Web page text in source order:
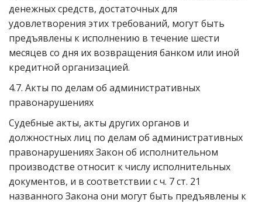
денежных средств, достаточных для
удовлетворения этих требований, могут быть
предъявлены к исполнению в течение шести
месяцев со дня их возвращения банком или иной
кредитной организацией.
4.7. Акты по делам об административных
правонарушениях
Судебные акты, акты других органов и
должностных лиц по делам об административных
правонарушениях Закон об исполнительном
производстве относит к числу исполнительных
документов, и в соответствии с ч. 7 ст. 21
названного Закона они могут быть предъявлены к